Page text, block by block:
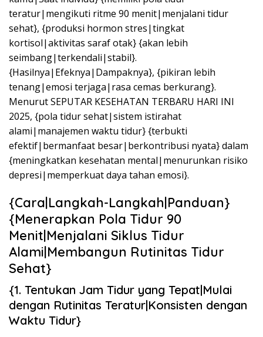
teratur|mengikuti ritme 90 menit|menjalani tidur
sehat}, {produksi hormon stres|tingkat
kortisol|aktivitas saraf otak} {akan lebih
seimbang|terkendali|stabil}.
{Hasilnya|Efeknya|Dampaknya}, {pikiran lebih
tenang|emosi terjaga|rasa cemas berkurang}.
Menurut SEPUTAR KESEHATAN TERBARU HARI INI
2025, {pola tidur sehat|sistem istirahat
alami|manajemen waktu tidur} {terbukti
efektif|bermanfaat besar|berkontribusi nyata} dalam
{meningkatkan kesehatan mental|menurunkan risiko
depresi|memperkuat daya tahan emosi}.
{Cara|Langkah-Langkah|Panduan}
{Menerapkan Pola Tidur 90
Menit|Menjalani Siklus Tidur
Alami|Membangun Rutinitas Tidur
Sehat}
{1. Tentukan Jam Tidur yang Tepat|Mulai
dengan Rutinitas Teratur|Konsisten dengan
Waktu Tidur}